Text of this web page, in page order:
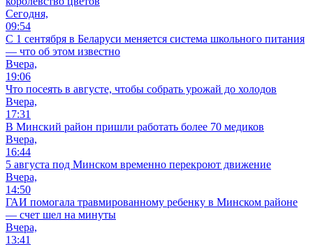
Сегодня,
09:54
С 1 сентября в Беларуси меняется система школьного питания
— что об этом известно
Вчера,
19:06
Что посеять в августе, чтобы собрать урожай до холодов
Вчера,
17:31
В Минский район пришли работать более 70 медиков
Вчера,
16:44
5 августа под Минском временно перекроют движение
Вчера,
14:50
ГАИ помогала травмированному ребенку в Минском районе
— счет шел на минуты
Вчера,
13:41